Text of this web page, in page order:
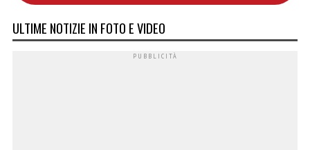
ULTIME NOTIZIE IN FOTO E VIDEO